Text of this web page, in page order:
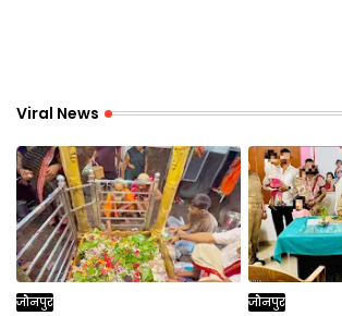
Viral News
जौनपुर जौनपुर